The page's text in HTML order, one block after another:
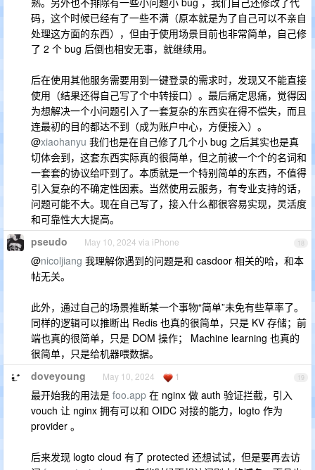
码，这个时候已经有了一些不满（原本就是为了自己可以不亲自
处理这方面的东西），但由于使用场景目前也非常简单，自己修
了 2 个 bug 后倒也相安无事，就继续用。
后在使用其他服务需要用到一键登录的需求时，发现又不能直接
使用（结果还得自己写了个中转接口）。最后痛定思痛，觉得因
为想解决一个小问题引入了一套复杂的东西实在得不偿失，而且
连最初的目的都达不到（成为账户中心，方便接入）。
@xiaohanyu 我们也是在自己修了几个小 bug 之后其实也是真
切体会到，这套东西实际真的很简单，但之前被一个个的名词和
一套套的协议给吓到了。本质就是一个特别简单的东西，不值得
引入复杂的不确定性因素。当然使用云服务，有专业支持的话，
问题可能不大。现在自己写了，接入什么都很容易实现，灵活度
和可靠性大大提高。
18
pseudo May 10, 2024 via iPhone
@nicoljiang 我理解你遇到的问题是和 casdoor 相关的哈，和本
帖无关。
此外，通过自己的场景推断某一个事物“简单”未免有些草率了。
同样的逻辑可以推断出 Redis 也真的很简单，只是 KV 存储；前
端也真的很简单，只是 DOM 操作； Machine learning 也真的
很简单，只是给机器喂数据。
19
doveyoung May 10, 2024 1
最开始我的用法是 foo.app 在 nginx 做 auth 验证拦截，引入
vouch 让 nginx 拥有可以和 OIDC 对接的能力，logto 作为
provider 。
后来发现 logto cloud 有了 protected 还想试试，但是要再去访